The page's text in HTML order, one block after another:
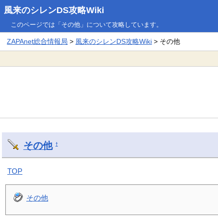
風来のシレンDS攻略Wiki
このページでは「その他」について攻略しています。
ZAPAnet総合情報局 > 風来のシレンDS攻略Wiki > その他
その他 †
TOP
その他